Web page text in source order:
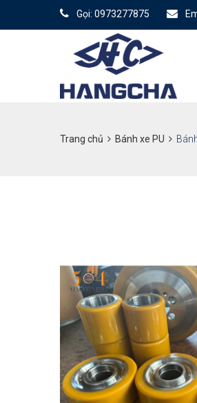
Gọi: 0973277875
Trang chủ Bánh xe PU